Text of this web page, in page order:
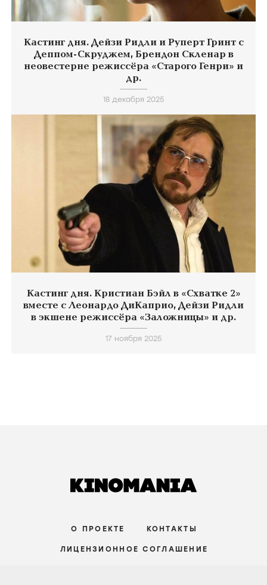
Кастинг дня. Дейзи Ридли и Руперт Гринт с
Деппом-Скруджем, Брендон Скленар в
неовестерне режиссёра «Старого Генри» и
др.
18 декабря 2025
Кастинг дня. Кристиан Бэйл в «Схватке 2»
вместе с Леонардо ДиКаприо, Дейзи Ридли
в экшене режиссёра «Заложницы» и др.
17 ноября 2025
О ПРОЕКТЕ КОНТАКТЫ
ЛИЦЕНЗИОННОЕ СОГЛАШЕНИЕ